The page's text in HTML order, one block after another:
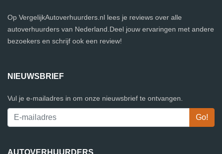
Op VergelijkAutoverhuurders.nl lees je reviews over alle
autoverhuurders van Nederland.Deel jouw ervaringen met andere
bezoekers en schrijf ook een review!
NIEUWSBRIEF
Vul je e-mailadres in om onze nieuwsbrief te ontvangen.
AUTOVERHUURDERS